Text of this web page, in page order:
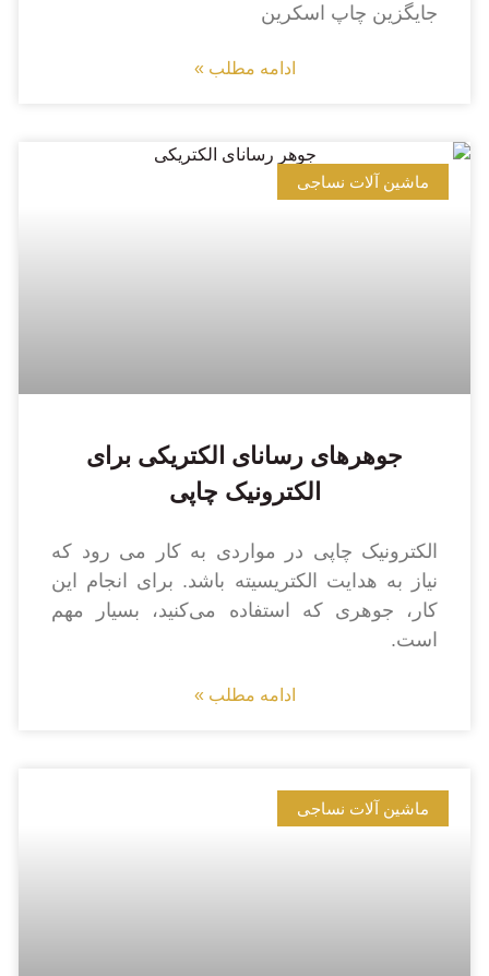
جایگزین چاپ اسکرین
ادامه مطلب »
ماشین آلات نساجی
جوهرهای رسانای الکتریکی برای
الکترونیک چاپی
الکترونیک چاپی در مواردی به کار می رود که
نیاز به هدایت الکتریسیته باشد. برای انجام این
کار، جوهری که استفاده می‌کنید، بسیار مهم
است.
ادامه مطلب »
ماشین آلات نساجی